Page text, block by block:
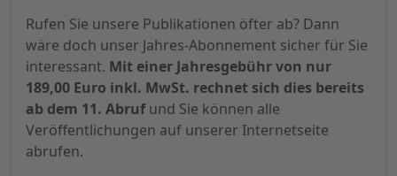
Rufen Sie unsere Publikationen öfter ab? Dann
wäre doch unser Jahres-Abonnement sicher für Sie
interessant. Mit einer Jahresgebühr von nur
189,00 Euro inkl. MwSt. rechnet sich dies bereits
ab dem 11. Abrufund Sie können alle
Veröffentlichungen auf unserer Internetseite
abrufen.